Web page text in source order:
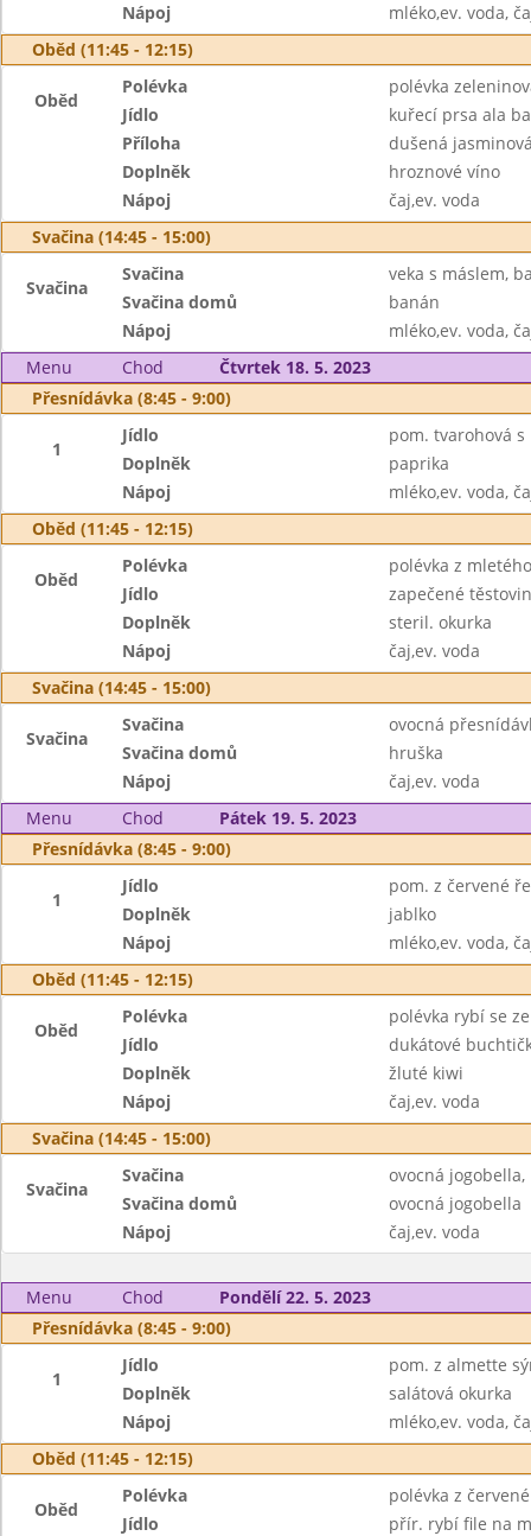
Nápoj
mléko,ev. voda,
Oběd (11:45 - 12:15)
Oběd
Polévka
polévka
Jídlo
kuřecí prsa ala
Příloha
dušená
Doplněk
hroznové víno
Nápoj
čaj,ev. voda
Svačina (14:45 - 15:00)
Svačina
Svačina
veka s máslem,
Svačina domů
banán
Nápoj
mléko,ev. voda,
Menu
Chod
Čtvrtek 18. 5. 2023
Přesnídávka (8:45 - 9:00)
1
Jídlo
pom. tvarohová
Doplněk
paprika
Nápoj
mléko,ev. voda,
Oběd (11:45 - 12:15)
Oběd
Polévka
polévka z
Jídlo
zapečené
Doplněk
steril. okurka
Nápoj
čaj,ev. voda
Svačina (14:45 - 15:00)
Svačina
Svačina
ovocná
Svačina domů
hruška
Nápoj
čaj,ev. voda
Menu
Chod
Pátek 19. 5. 2023
Přesnídávka (8:45 - 9:00)
1
Jídlo
pom. z červené
Doplněk
jablko
Nápoj
mléko,ev. voda,
Oběd (11:45 - 12:15)
Oběd
Polévka
polévka rybí se
Jídlo
dukátové
Doplněk
žluté kiwi
Nápoj
čaj,ev. voda
Svačina (14:45 - 15:00)
Svačina
Svačina
ovocná
Svačina domů
ovocná jogobella
Nápoj
čaj,ev. voda
Menu Chod
Pondělí 22. 5. 2023
Přesnídávka (8:45 - 9:00)
1
Jídlo
pom. z almette
Doplněk
salátová okurka
Nápoj
mléko,ev. voda,
Oběd (11:45 - 12:15)
Oběd
Polévka
polévka z
Jídlo
přír. rybí file na